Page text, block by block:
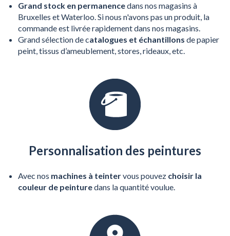
Grand stock en permanencedans nos magasins à
Bruxelles et Waterloo. Si nous n'avons pas un produit, la
commande est livrée rapidement dans nos magasins.
Grand sélection de catalogues et échantillons de papier
peint, tissus d’ameublement, stores, rideaux, etc.
Personnalisation des peintures
Avec nos machines à teintervous pouvez choisir la
couleur de peinturedans la quantité voulue.